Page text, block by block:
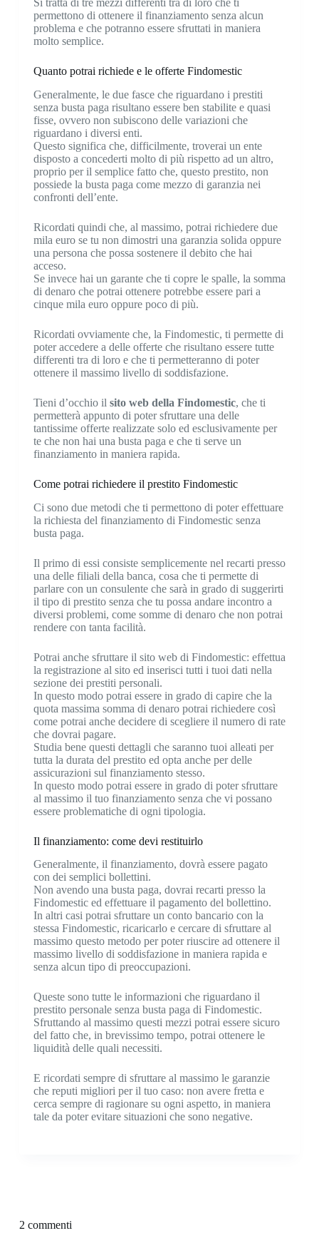
Si tratta di tre mezzi differenti tra di loro che ti
permettono di ottenere il finanziamento senza alcun
problema e che potranno essere sfruttati in maniera
molto semplice.
Quanto potrai richiede e le offerte Findomestic
Generalmente, le due fasce che riguardano i prestiti
senza busta paga risultano essere ben stabilite e quasi
fisse, ovvero non subiscono delle variazioni che
riguardano i diversi enti.
Questo significa che, difficilmente, troverai un ente
disposto a concederti molto di più rispetto ad un altro,
proprio per il semplice fatto che, questo prestito, non
possiede la busta paga come mezzo di garanzia nei
confronti dell’ente.
Ricordati quindi che, al massimo, potrai richiedere due
mila euro se tu non dimostri una garanzia solida oppure
una persona che possa sostenere il debito che hai
acceso.
Se invece hai un garante che ti copre le spalle, la somma
di denaro che potrai ottenere potrebbe essere pari a
cinque mila euro oppure poco di più.
Ricordati ovviamente che, la Findomestic, ti permette di
poter accedere a delle offerte che risultano essere tutte
differenti tra di loro e che ti permetteranno di poter
ottenere il massimo livello di soddisfazione.
Tieni d’occhio il sito web della Findomestic, che ti
permetterà appunto di poter sfruttare una delle
tantissime offerte realizzate solo ed esclusivamente per
te che non hai una busta paga e che ti serve un
finanziamento in maniera rapida.
Come potrai richiedere il prestito Findomestic
Ci sono due metodi che ti permettono di poter effettuare
la richiesta del finanziamento di Findomestic senza
busta paga.
Il primo di essi consiste semplicemente nel recarti presso
una delle filiali della banca, cosa che ti permette di
parlare con un consulente che sarà in grado di suggerirti
il tipo di prestito senza che tu possa andare incontro a
diversi problemi, come somme di denaro che non potrai
rendere con tanta facilità.
Potrai anche sfruttare il sito web di Findomestic: effettua
la registrazione al sito ed inserisci tutti i tuoi dati nella
sezione dei prestiti personali.
In questo modo potrai essere in grado di capire che la
quota massima somma di denaro potrai richiedere così
come potrai anche decidere di scegliere il numero di rate
che dovrai pagare.
Studia bene questi dettagli che saranno tuoi alleati per
tutta la durata del prestito ed opta anche per delle
assicurazioni sul finanziamento stesso.
In questo modo potrai essere in grado di poter sfruttare
al massimo il tuo finanziamento senza che vi possano
essere problematiche di ogni tipologia.
Il finanziamento: come devi restituirlo
Generalmente, il finanziamento, dovrà essere pagato
con dei semplici bollettini.
Non avendo una busta paga, dovrai recarti presso la
Findomestic ed effettuare il pagamento del bollettino.
In altri casi potrai sfruttare un conto bancario con la
stessa Findomestic, ricaricarlo e cercare di sfruttare al
massimo questo metodo per poter riuscire ad ottenere il
massimo livello di soddisfazione in maniera rapida e
senza alcun tipo di preoccupazioni.
Queste sono tutte le informazioni che riguardano il
prestito personale senza busta paga di Findomestic.
Sfruttando al massimo questi mezzi potrai essere sicuro
del fatto che, in brevissimo tempo, potrai ottenere le
liquidità delle quali necessiti.
E ricordati sempre di sfruttare al massimo le garanzie
che reputi migliori per il tuo caso: non avere fretta e
cerca sempre di ragionare su ogni aspetto, in maniera
tale da poter evitare situazioni che sono negative.
2 commenti